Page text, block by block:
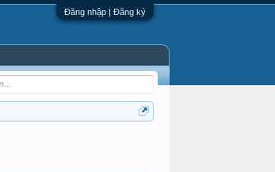
Đăng nhập | Đăng ký